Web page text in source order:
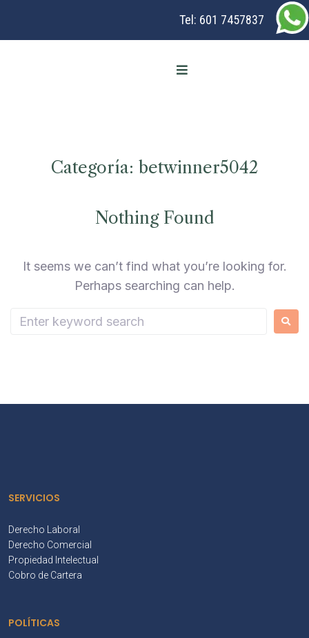
Tel: 601 7457837
Categoría: betwinner5042
Nothing Found
It seems we can’t find what you’re looking for.
Perhaps searching can help.
SERVICIOS
Derecho Laboral
Derecho Comercial
Propiedad Intelectual
Cobro de Cartera
POLÍTICAS